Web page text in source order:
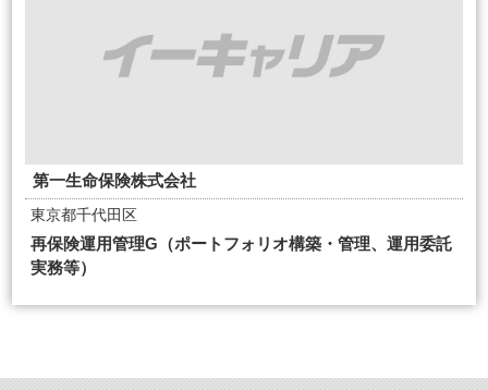
第一生命保険株式会社
東京都千代田区
再保険運用管理G（ポートフォリオ構築・管理、運用委託
実務等）